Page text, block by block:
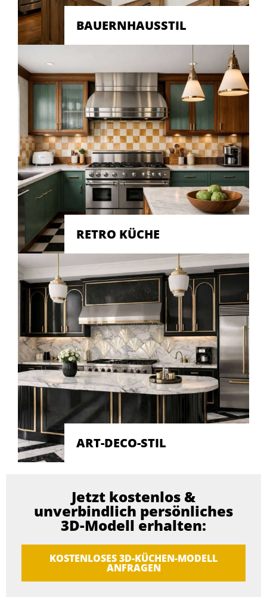
BAUERNHAUSSTIL
RETRO KÜCHE
ART-DECO-STIL
Jetzt kostenlos &
unverbindlich persönliches
3D-Modell erhalten:
KOSTENLOSES 3D-KÜCHEN-MODELL
ANFRAGEN